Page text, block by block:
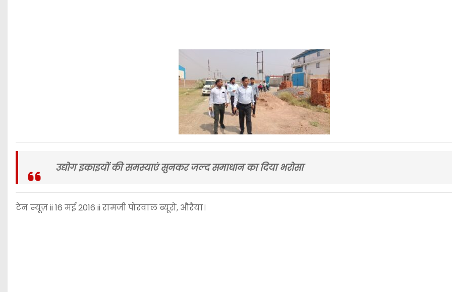
उद्योग इकाइयों की समस्याएं सुनकर जल्द समाधान का दिया भरोसा
टेन न्यूज़ ii 16 मई 2016 ii रामजी पोरवाल ब्यूरो, औरैया।